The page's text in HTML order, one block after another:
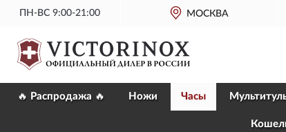
ПН-ВС 9:00-21:00 МОСКВА
🔥 Распродажа 🔥 Ножи Часы